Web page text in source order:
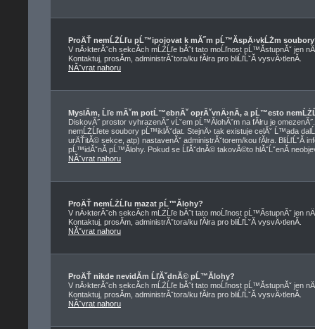
ProÄŤ nemĹŻĹľu pĹ™ipojovat k mĂ˝m pĹ™Ă­spÄ›vkĹŻm
V nÄ›kterĂ˝ch sekcĂ­ch mĹŻĹľe bĂ˝t tato moĹľnost pĹ™Ă­stupnĂˇ jen
Kontaktuj, prosĂ­m, administrĂˇtora/ku fĂłra pro bliĹľĹˇĂ­ vysvÄ›tlenĂ­.
NĂˇvrat nahoru
MyslĂ­m, Ĺľe mĂˇm potĹ™ebnĂˇ oprĂˇvnÄ›nĂ­, a pĹ™esto
DiskovĂ˝ prostor vyhrazenĂ˝ vĹˇem pĹ™Ă­lohĂˇm na fĂłru je
nemĹŻĹľete soubory pĹ™iklĂˇdat. StejnÄ› tak existuje celĂˇ Ĺ™ada
urÄŤitĂ© sekce, atp) nastavenĂˇ administrĂˇtorem/kou fĂłra. BliĹľĹˇĂ­
pĹ™idĂˇnĂ­ pĹ™Ă­lohy. Pokud se ĹľĂˇdnĂ© takovĂ©to hlĂˇĹˇenĂ­
NĂˇvrat nahoru
ProÄŤ nemĹŻĹľu mazat pĹ™Ă­lohy?
V nÄ›kterĂ˝ch sekcĂ­ch mĹŻĹľe bĂ˝t tato moĹľnost pĹ™Ă­stupnĂˇ jen
Kontaktuj, prosĂ­m, administrĂˇtora/ku fĂłra pro bliĹľĹˇĂ­ vysvÄ›tlenĂ­.
NĂˇvrat nahoru
ProÄŤ nikde nevidĂ­m ĹľĂˇdnĂ© pĹ™Ă­lohy?
V nÄ›kterĂ˝ch sekcĂ­ch mĹŻĹľe bĂ˝t tato moĹľnost pĹ™Ă­stupnĂˇ jen
Kontaktuj, prosĂ­m, administrĂˇtora/ku fĂłra pro bliĹľĹˇĂ­ vysvÄ›tlenĂ­.
NĂˇvrat nahoru